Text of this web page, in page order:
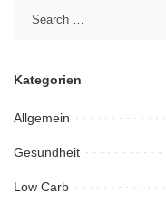
Kategorien
Allgemein
Gesundheit
Low Carb